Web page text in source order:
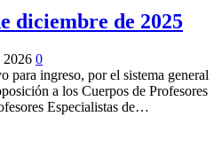
diciembre de 2025
2026 0
para ingreso, por el sistema general
a los Cuerpos de Profesores
Especialistas de…